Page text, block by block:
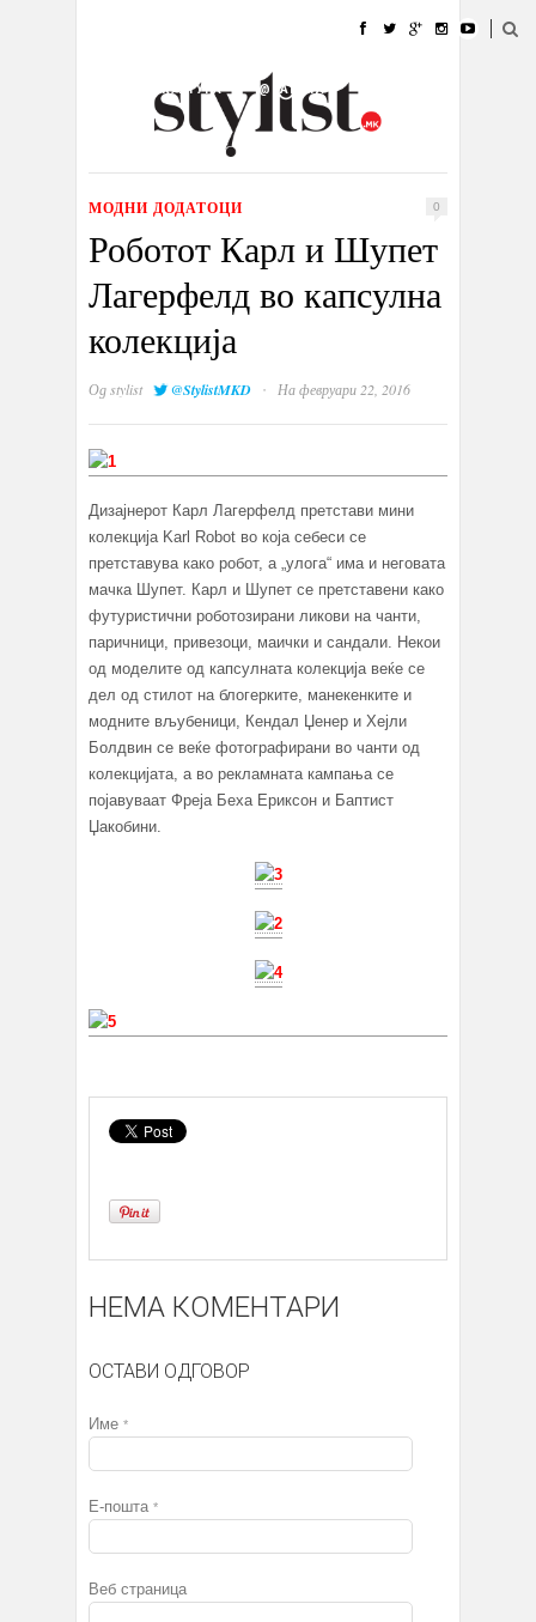
УБАВИНА
КУЛТУРА @РАБОТА
ИЗЛОГ
МОДНИ ДОДАТОЦИ 0
Роботот Карл и Шупет
Лагерфелд во капсулна
колекција
Одstylist @StylistMKD · На февруари 22, 2016
Дизајнерот Карл Лагерфелд претстави мини
колекција Karl Robot во која себеси се
претставува како робот, а „улога“ има и неговата
мачка Шупет. Карл и Шупет се претставени како
футуристични роботозирани ликови на чанти,
паричници, привезоци, маички и сандали. Некои
од моделите од капсулната колекција веќе се
дел од стилот на блогерките, манекенките и
модните вљубеници, Кендал Џенер и Хејли
Болдвин се веќе фотографирани во чанти од
колекцијата, а во рекламната кампања се
појавуваат Фреја Беха Ериксон и Баптист
Џакобини.
НЕМА КОМЕНТАРИ
ОСТАВИ ОДГОВОР
Име *
Е-пошта *
Веб страница